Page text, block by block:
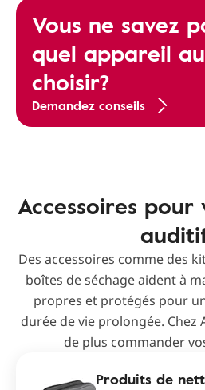
Vous ne savez
quel appareil
choisir?
Demandez conseils
Accessoires
Des accessoires comme des
boîtes de séchage aident à
propres et protégés pour
durée de vie prolongée. Chez
de plus commander
Produits de